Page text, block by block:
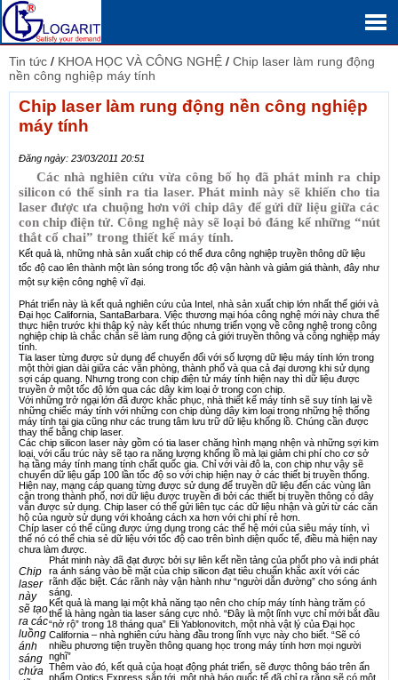
Tin tức / KHOA HỌC VÀ CÔNG NGHỆ / Chip laser làm rung động
nền công nghiệp máy tính
Chip laser làm rung động nền công nghiệp
máy tính
Đăng ngày: 23/03/2011 20:51
Các nhà nghiên cứu vừa công bố họ đã phát minh ra chip
silicon có thể sinh ra tia laser. Phát minh này sẽ khiến cho tia
laser được ưa chuộng hơn với chip dây để gửi dữ liệu giữa các
con chip điện tử. Công nghệ này sẽ loại bỏ đáng kể những “nút
thắt cổ chai” trong thiết kế máy tính.
Kết quả là, những nhà sản xuất chip có thể đưa công nghiệp truyền thông dữ liệu
tốc độ cao lên thành một làn sóng trong tốc độ vận hành và giảm giá thành, đây như
một sự kiện công nghệ vĩ đại.
Phát triển này là kết quả nghiên cứu của Intel, nhà sản xuất chip lớn nhất thế giới và
Đại học California, SantaBarbara. Việc thương mại hóa công nghệ mới này chưa thể
thực hiện trước khi thập kỷ này kết thúc nhưng triển vọng về công nghệ trong công
nghiệp chip là chắc chắn sẽ làm rung động cả giới truyền thông và công nghiệp máy
tính.
Tia laser từng được sử dụng để chuyển đổi với số lượng dữ liệu máy tính lớn trong
một thời gian dài giữa các văn phòng, thành phố và qua cả đại dương khi sử dụng
sợi cáp quang. Nhưng trong con chip điện tử máy tính hiện nay thì dữ liệu được
truyền ở một tốc độ lớn qua các dây kim loại ở trong con chip.
Với những trở ngại lớn đã được khắc phục, nhà thiết kế máy tính sẽ suy tính lại về
những chiếc máy tính với những con chip dùng dây kim loại trong những hệ thống
máy tính tại gia cũng như các trung tâm lưu trữ dữ liệu khổng lồ. Chúng cần được
thay thế bằng chip laser.
Các chip silicon laser này gồm có tia laser chăng hình mạng nhện và những sợi kim
loại, với cấu trúc này sẽ tạo ra năng lượng khổng lồ mà lại giảm chi phí cho cơ sở
hạ tầng máy tính mang tính chất quốc gia. Chỉ với vài đô la, con chip như vậy sẽ
chuyển dữ liệu gấp 100 lần tốc độ so với chip hiện nay ở các thiết bị truyền thống.
Hiện nay, mạng cáp quang từng được sử dụng để truyền dữ liệu đến các vùng lân
cận trong thành phố, nơi dữ liệu được truyền đi bởi các thiết bị truyền thông có dây
vẫn được sử dụng. Chip laser có thể gửi liên tục các dữ liệu nhận và gửi từ các căn
hộ của ngườ sử dụng với khoảng cách xa hơn với chi phí rẻ hơn.
Chíp laser có thể cũng được ứng dụng trong các thế hệ mới của siêu máy tính, vì
thế nó có thể chia sẻ dữ liệu với tốc độ cao trên bình diện quốc tế, điều mà hiện nay
chưa làm được.
Chip
laser
này
sẽ tạo
ra các
luồng
ánh
sáng
chứa
Phát minh này đã đạt được bởi sự liên kết nền tảng của phốt pho và indi phát
ra ánh sáng vào bề mặt của chip silicon đạt tiêu chuẩn khắc axít với các
rãnh đặc biệt. Các rãnh này vận hành như “người dẫn đường” cho sóng ánh
sáng.
Kết quả là mang lại một khả năng tạo nên cho chíp máy tính hàng trăm có
thể là hàng ngàn tia laser sáng cực nhỏ. “Đây là một lĩnh vực chỉ mới bắt đầu
“nở rộ” trong 18 tháng qua” Eli Yablonovitch, một nhà vật lý của Đại học
California – nhà nghiên cứu hàng đầu trong lĩnh vực này cho biết. “Sẽ có
nhiều phương tiện truyền thông quang học trong máy tính hơn mọi người
nghĩ”
Thêm vào đó, kết quả của hoạt động phát triển, sẽ được thông báo trên ấn
phẩm Optics Express sắp tới, một nhà báo quốc tế đã chỉ ra rằng sẽ có một